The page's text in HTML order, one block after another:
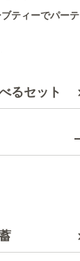
ティーでパーテ
るセット